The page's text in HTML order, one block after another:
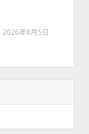
2026年8月5日